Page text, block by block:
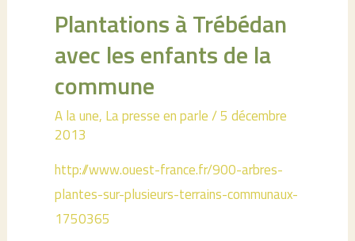
pour
un
approvisionnement
communal
Plantations à Trébédan
avec les enfants de la
commune
A la une, La presse en parle/5 décembre
2013
http://www.ouest-france.fr/900-arbres-
plantes-sur-plusieurs-terrains-communaux-
1750365